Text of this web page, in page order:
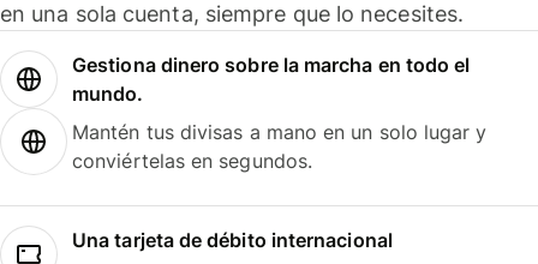
en una sola cuenta, siempre que lo necesites.
Gestiona dinero sobre la marcha en todo el
mundo.
Mantén tus divisas a mano en un solo lugar y
conviértelas en segundos.
Una tarjeta de débito internacional